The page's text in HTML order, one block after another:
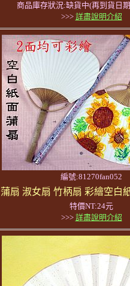
商品庫存狀況:缺貨中(再到貨日
>>> 詳盡說明介紹
編號:81270fan052
蒲扇 淑女扇 竹柄扇 彩繪空白
特價NT:24元
>>> 詳盡說明介紹